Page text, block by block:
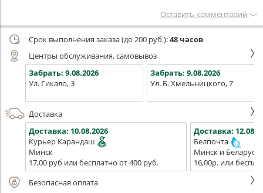
Оставить комментарий
Срок выполнения заказа (до 200 руб.):48 часов
Центры обслуживания, самовывоз
Забрать: 9.08.2026
Ул. Гикало, 3
Забрать: 9.08.2026
Ул. Б. Хмельницкого, 7
Доставка
Доставка: 10.08.2026
Курьер Карандаш
Минск
17,00 руб или бесплатно от 400 руб.
Доставка:
Белпочта
Минск и Беларусь
16,00р. или
Безопасная оплата